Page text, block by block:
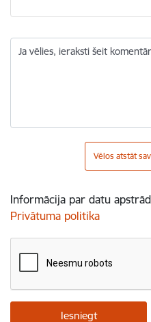
Ja vēlies, ieraksti šeit
Vēlos atstāt
Informācija par datu
Privātuma politika